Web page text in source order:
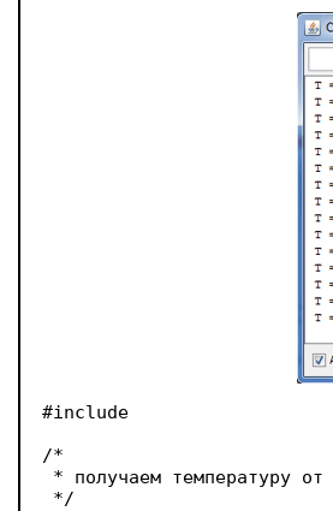
#include
/*
* получаем температуру от
*/